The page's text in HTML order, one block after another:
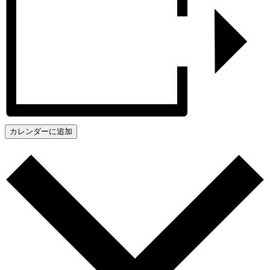
カレンダーに追加